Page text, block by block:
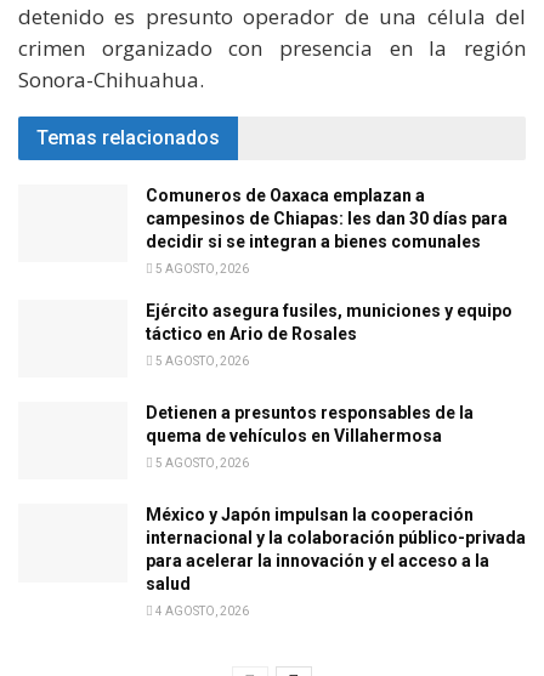
detenido es presunto operador de una célula del
crimen organizado con presencia en la región
Sonora-Chihuahua.
Temas relacionados
Comuneros de Oaxaca emplazan a
campesinos de Chiapas: les dan 30 días para
decidir si se integran a bienes comunales
5 AGOSTO, 2026
Ejército asegura fusiles, municiones y equipo
táctico en Ario de Rosales
5 AGOSTO, 2026
Detienen a presuntos responsables de la
quema de vehículos en Villahermosa
5 AGOSTO, 2026
México y Japón impulsan la cooperación
internacional y la colaboración público-privada
para acelerar la innovación y el acceso a la
salud
4 AGOSTO, 2026